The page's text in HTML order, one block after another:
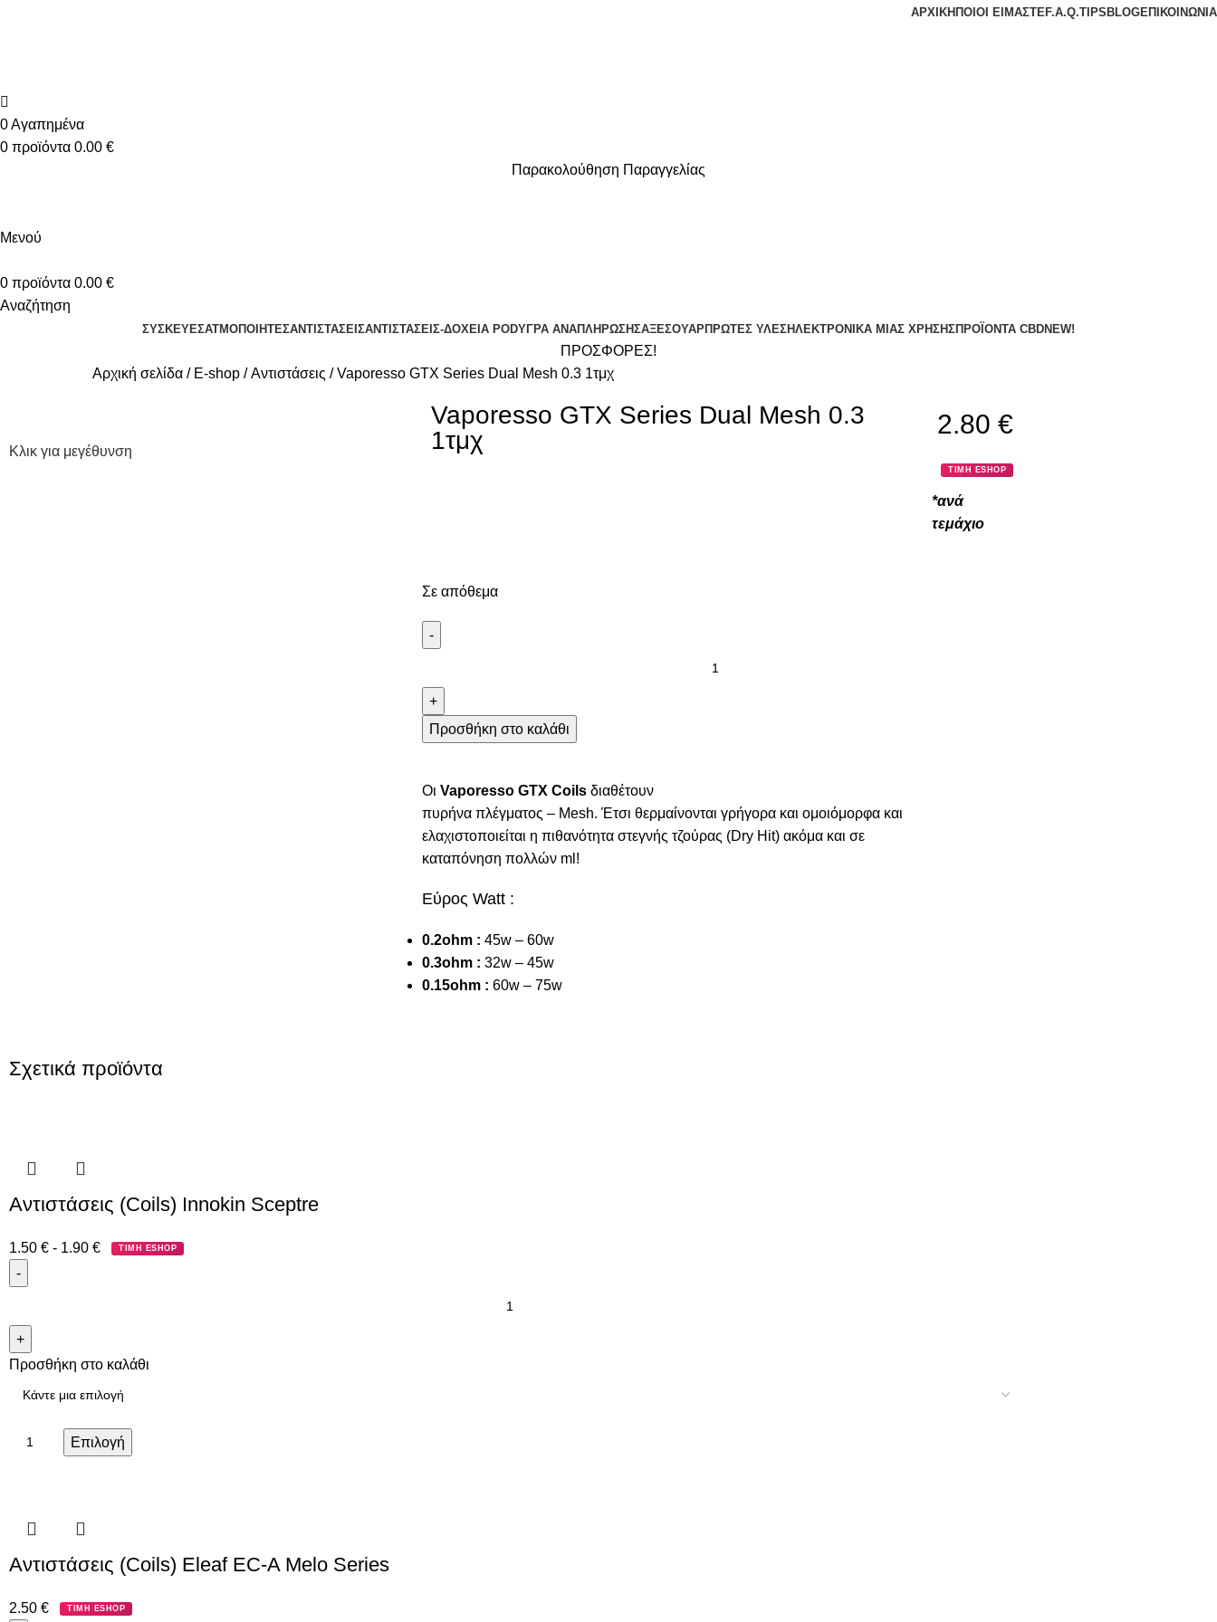
ΑΡΧΙΚΉ ΠΟΙΟΙ ΕΊΜΑΣΤΕF.A.Q.TIPS BLOGΕΠΙΚΟΙΝΩΝΊΑ
0Αγαπημένα
0 προϊόντα 0.00 €
Παρακολούθηση Παραγγελίας
Μενού
0 προϊόντα 0.00 €
Αναζήτηση
ΣΥΣΚΕΥΈΣΑΤΜΟΠΟΙΗΤΈΣΑΝΤΙΣΤΆΣΕΙΣΑΝΤΙΣΤΆΣΕΙΣ-ΔΟΧΕΊΑ PODΥΓΡΆ ΑΝΑΠΛΉΡΩΣΗΣΑΞΕΣΟΥΆΡΠΡΏΤΕΣ ΎΛΕΣΗΛΕΚΤΡΟΝΙΚΆ ΜΙΑΣ ΧΡΉΣΗΣΠΡΟΪΌΝΤΑ CBDNEW!
ΠΡΟΣΦΟΡΕΣ!
Αρχική σελίδα
E-shop Αντιστάσεις Vaporesso GTX Series Dual Mesh 0.3 1τμχ
Κλικ για μεγέθυνση
Vaporesso GTX Series Dual Mesh 0.3
1τμχ
2.80 €
ΤΙΜΗ ESHOP
*ανά
τεμάχιο
Σε απόθεμα
Προσθήκη στο καλάθι
Οι Vaporesso GTX Coils διαθέτουν
πυρήνα πλέγματος – Mesh. Έτσι θερμαίνονται γρήγορα και ομοιόμορφα και
ελαχιστοποιείται η πιθανότητα στεγνής τζούρας (Dry Hit) ακόμα και σε
καταπόνηση πολλών ml!
Εύρος Watt :
0.2ohm : 45w – 60w
0.3ohm : 32w – 45w
0.15ohm : 60w – 75w
Σχετικά προϊόντα
Αντιστάσεις (Coils) Innokin Sceptre
1.50 € - 1.90 € ΤΙΜΗ ESHOP
Προσθήκη στο καλάθι
Επιλογή
Αντιστάσεις (Coils) Eleaf EC-Α Melo Series
2.50 € ΤΙΜΗ ESHOP